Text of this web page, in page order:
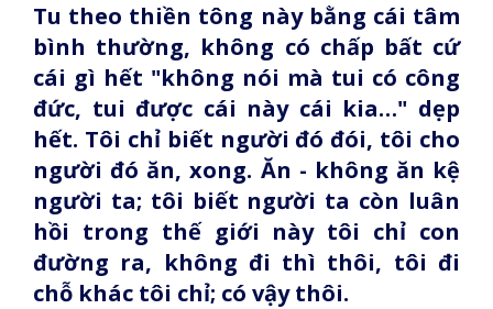
Tu theo thiền tông này bằng cái tâm
bình thường, không có chấp bất cứ
cái gì hết "không nói mà tui có công
đức, tui được cái này cái kia…" dẹp
hết. Tôi chỉ biết người đó đói, tôi cho
người đó ăn, xong. Ăn - không ăn kệ
người ta; tôi biết người ta còn luân
hồi trong thế giới này tôi chỉ con
đường ra, không đi thì thôi, tôi đi
chỗ khác tôi chỉ; có vậy thôi.